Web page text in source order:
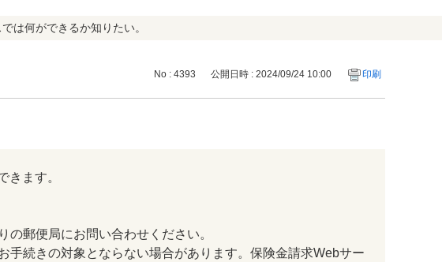
は何ができるか知りたい。
No : 4393 公開日時 : 2024/09/24 10:00 印刷
きます。
郵便局にお問い合わせください。
続きの対象とならない場合があります。保険金請求Webサー